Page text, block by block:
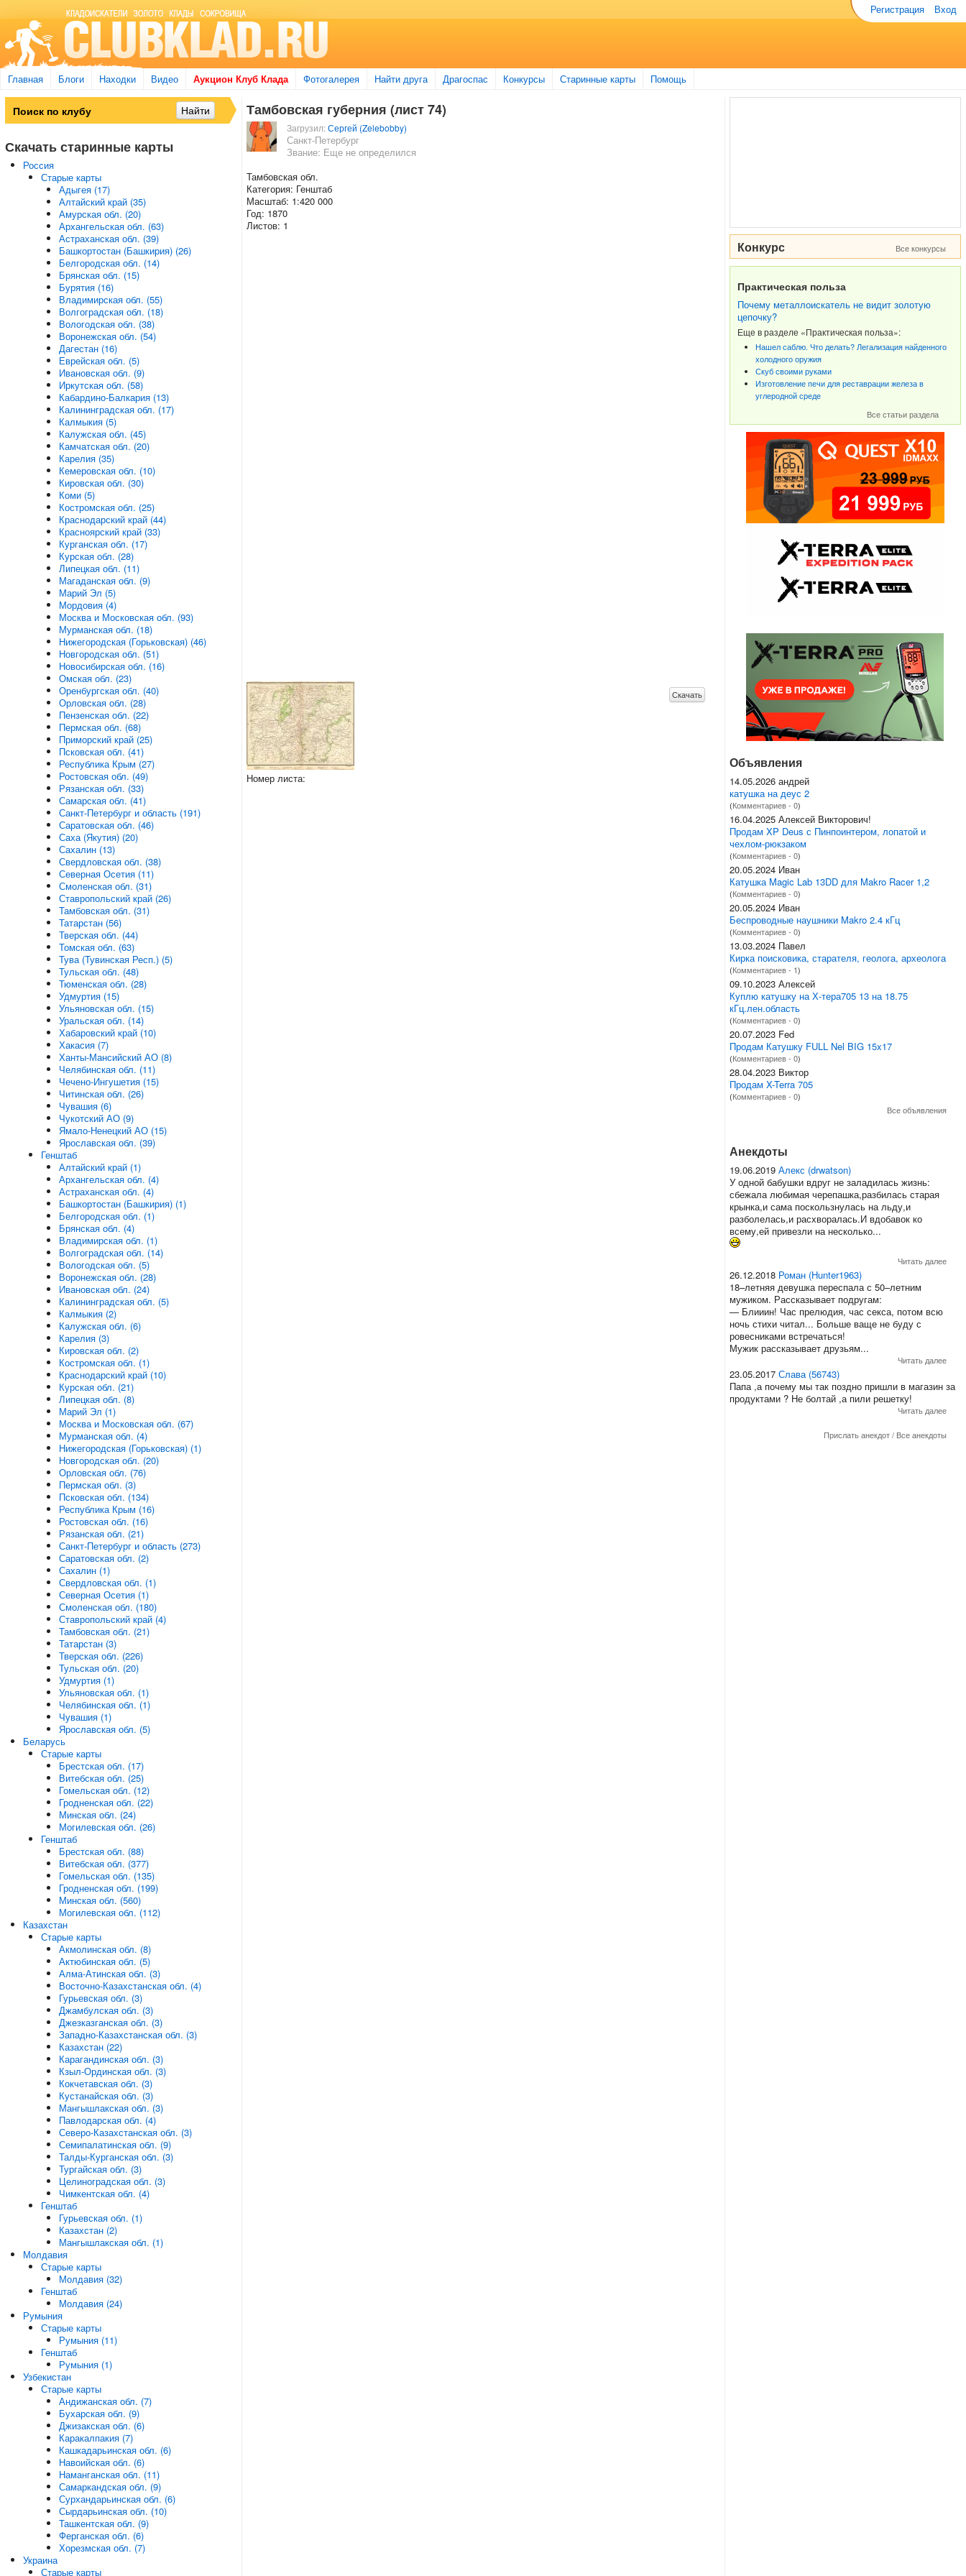
Регистрация Вход
Главная Блоги Находки Видео Аукцион Клуб Клада Фотогалерея Найти друга Драгоспас Конкурсы Старинные карты Помощь
Тамбовская губерния (лист 74)
Загрузил:Сергей (Zelebobby)
Санкт-Петербург
Звание: Еще не определился
Тамбовская обл.
Категория: Генштаб
Масштаб: 1:420 000
Год: 1870
Листов: 1
Скачать
Номер листа:
Скачать старинные карты
Россия
Старые карты
Адыгея (17)
Алтайский край (35)
Амурская обл. (20)
Архангельская обл. (63)
Астраханская обл. (39)
Башкортостан (Башкирия) (26)
Белгородская обл. (14)
Брянская обл. (15)
Бурятия (16)
Владимирская обл. (55)
Волгоградская обл. (18)
Вологодская обл. (38)
Воронежская обл. (54)
Дагестан (16)
Еврейская обл. (5)
Ивановская обл. (9)
Иркутская обл. (58)
Кабардино-Балкария (13)
Калининградская обл. (17)
Калмыкия (5)
Калужская обл. (45)
Камчатская обл. (20)
Карелия (35)
Кемеровская обл. (10)
Кировская обл. (30)
Коми (5)
Костромская обл. (25)
Краснодарский край (44)
Красноярский край (33)
Курганская обл. (17)
Курская обл. (28)
Липецкая обл. (11)
Магаданская обл. (9)
Марий Эл (5)
Мордовия (4)
Москва и Московская обл. (93)
Мурманская обл. (18)
Нижегородская (Горьковская) (46)
Новгородская обл. (51)
Новосибирская обл. (16)
Омская обл. (23)
Оренбургская обл. (40)
Орловская обл. (28)
Пензенская обл. (22)
Пермская обл. (68)
Приморский край (25)
Псковская обл. (41)
Республика Крым (27)
Ростовская обл. (49)
Рязанская обл. (33)
Самарская обл. (41)
Санкт-Петербург и область (191)
Саратовская обл. (46)
Саха (Якутия) (20)
Сахалин (13)
Свердловская обл. (38)
Северная Осетия (11)
Смоленская обл. (31)
Ставропольский край (26)
Тамбовская обл. (31)
Татарстан (56)
Тверская обл. (44)
Томская обл. (63)
Тува (Тувинская Респ.) (5)
Тульская обл. (48)
Тюменская обл. (28)
Удмуртия (15)
Ульяновская обл. (15)
Уральская обл. (14)
Хабаровский край (10)
Хакасия (7)
Ханты-Мансийский АО (8)
Челябинская обл. (11)
Чечено-Ингушетия (15)
Читинская обл. (26)
Чувашия (6)
Чукотский АО (9)
Ямало-Ненецкий АО (15)
Ярославская обл. (39)
Генштаб
Алтайский край (1)
Архангельская обл. (4)
Астраханская обл. (4)
Башкортостан (Башкирия) (1)
Белгородская обл. (1)
Брянская обл. (4)
Владимирская обл. (1)
Волгоградская обл. (14)
Вологодская обл. (5)
Воронежская обл. (28)
Ивановская обл. (24)
Калининградская обл. (5)
Калмыкия (2)
Калужская обл. (6)
Карелия (3)
Кировская обл. (2)
Костромская обл. (1)
Краснодарский край (10)
Курская обл. (21)
Липецкая обл. (8)
Марий Эл (1)
Москва и Московская обл. (67)
Мурманская обл. (4)
Нижегородская (Горьковская) (1)
Новгородская обл. (20)
Орловская обл. (76)
Пермская обл. (3)
Псковская обл. (134)
Республика Крым (16)
Ростовская обл. (16)
Рязанская обл. (21)
Санкт-Петербург и область (273)
Саратовская обл. (2)
Сахалин (1)
Свердловская обл. (1)
Северная Осетия (1)
Смоленская обл. (180)
Ставропольский край (4)
Тамбовская обл. (21)
Татарстан (3)
Тверская обл. (226)
Тульская обл. (20)
Удмуртия (1)
Ульяновская обл. (1)
Челябинская обл. (1)
Чувашия (1)
Ярославская обл. (5)
Беларусь
Старые карты
Брестская обл. (17)
Витебская обл. (25)
Гомельская обл. (12)
Гродненская обл. (22)
Минская обл. (24)
Могилевская обл. (26)
Генштаб
Брестская обл. (88)
Витебская обл. (377)
Гомельская обл. (135)
Гродненская обл. (199)
Минская обл. (560)
Могилевская обл. (112)
Казахстан
Старые карты
Акмолинская обл. (8)
Актюбинская обл. (5)
Алма-Атинская обл. (3)
Восточно-Казахстанская обл. (4)
Гурьевская обл. (3)
Джамбулская обл. (3)
Джезказганская обл. (3)
Западно-Казахстанская обл. (3)
Казахстан (22)
Карагандинская обл. (3)
Кзыл-Ординская обл. (3)
Кокчетавская обл. (3)
Кустанайская обл. (3)
Мангышлакская обл. (3)
Павлодарская обл. (4)
Северо-Казахстанская обл. (3)
Семипалатинская обл. (9)
Талды-Курганская обл. (3)
Тургайская обл. (3)
Целиноградская обл. (3)
Чимкентская обл. (4)
Генштаб
Гурьевская обл. (1)
Казахстан (2)
Мангышлакская обл. (1)
Молдавия
Старые карты
Молдавия (32)
Генштаб
Молдавия (24)
Румыния
Старые карты
Румыния (11)
Генштаб
Румыния (1)
Узбекистан
Старые карты
Андижанская обл. (7)
Бухарская обл. (9)
Джизакская обл. (6)
Каракалпакия (7)
Кашкадарьинская обл. (6)
Навоийская обл. (6)
Наманганская обл. (11)
Самаркандская обл. (9)
Сурхандарьинская обл. (6)
Сырдарьинская обл. (10)
Ташкентская обл. (9)
Ферганская обл. (6)
Хорезмская обл. (7)
Украина
Старые карты
Конкурс Все конкурсы
Практическая польза
Почему металлоискатель не видит золотую
цепочку?
Еще в разделе «Практическая польза»:
Нашел саблю. Что делать? Легализация найденного
холодного оружия
Скуб своими руками
Изготовление печи для реставрации железа в
углеродной среде
Все статьи раздела
Объявления
14.05.2026 андрей
катушка на деус 2
(Комментариев - 0)
16.04.2025 Алексей Викторович!
Продам XP Deus с Пинпоинтером, лопатой и
чехлом-рюкзаком
(Комментариев - 0)
20.05.2024 Иван
Катушка Magic Lab 13DD для Makro Racer 1,2
(Комментариев - 0)
20.05.2024 Иван
Беспроводные наушники Makro 2.4 кГц
(Комментариев - 0)
13.03.2024 Павел
Кирка поисковика, старателя, геолога, археолога
(Комментариев - 1)
09.10.2023 Алексей
Куплю катушку на Х-тера705 13 на 18.75
кГц.лен.область
(Комментариев - 0)
20.07.2023 Fed
Продам Катушку FULL Nel BIG 15x17
(Комментариев - 0)
28.04.2023 Виктор
Продам X-Terra 705
(Комментариев - 0)
Все объявления
Анекдоты
19.06.2019 Алекс (drwatson)
У одной бабушки вдруг не заладилась жизнь:
сбежала любимая черепашка,разбилась старая
крынка,и сама поскользнулась на льду,и
разболелась,и расхворалась.И вдобавок ко
всему,ей привезли на несколько...
Читать далее
26.12.2018 Роман (Hunter1963)
18–летняя девушка переспала с 50–летним
мужиком. Рассказывает подругам:
— Блииин! Час прелюдия, час секса, потом всю
ночь стихи читал... Больше ваще не буду с
ровесниками встречаться!
Мужик рассказывает друзьям...
Читать далее
23.05.2017 Слава (56743)
Папа ,а почему мы так поздно пришли в магазин за
продуктами ? Не болтай ,а пили решетку!
Читать далее
Прислать анекдот/ Все анекдоты